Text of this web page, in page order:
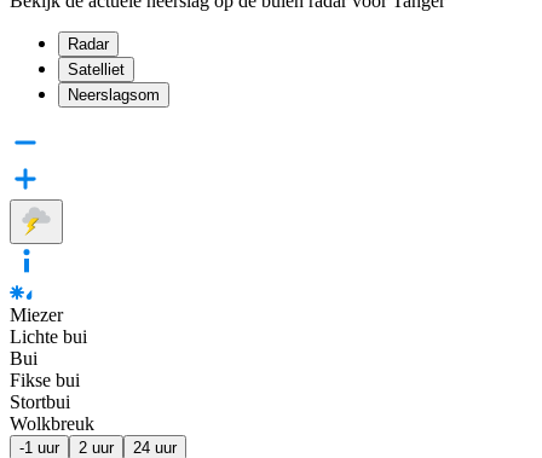
Radar
Satelliet
Neerslagsom
Miezer
Lichte bui
Bui
Fikse bui
Stortbui
Wolkbreuk
-1 uur 2 uur 24 uur